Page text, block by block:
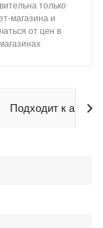
только
магазина и
от цен в
Подходит к авто